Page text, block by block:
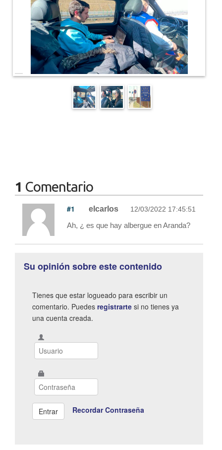
1 Comentario
#1 elcarlos 12/03/2022 17:45:51
Ah, ¿ es que hay albergue en Aranda?
Su opinión sobre este contenido
Tienes que estar logueado para escribir un
comentario. Puedes registrarte si no tienes ya
una cuenta creada.
Recordar Contraseña